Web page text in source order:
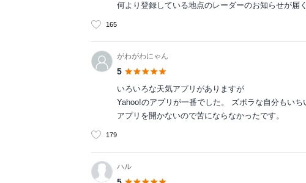
何より登録している地点のレーダーのお知らせが届
165
がわがわにゃん
5
いろいろな天気アプリがありますが
Yahoo!のアプリが一番でした。 ズボラな自分もいち
アプリを開かないので苦にならなかったです。
179
ハル